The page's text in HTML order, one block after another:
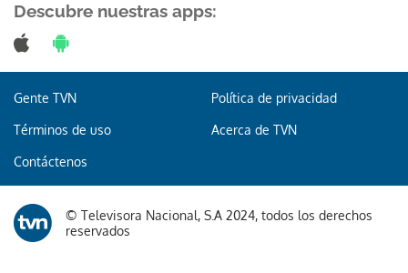
Descubre nuestras apps:
Gente TVN Política de privacidad
Términos de uso Acerca de TVN
Contáctenos
© Televisora Nacional, S.A 2024, todos los derechos
reservados